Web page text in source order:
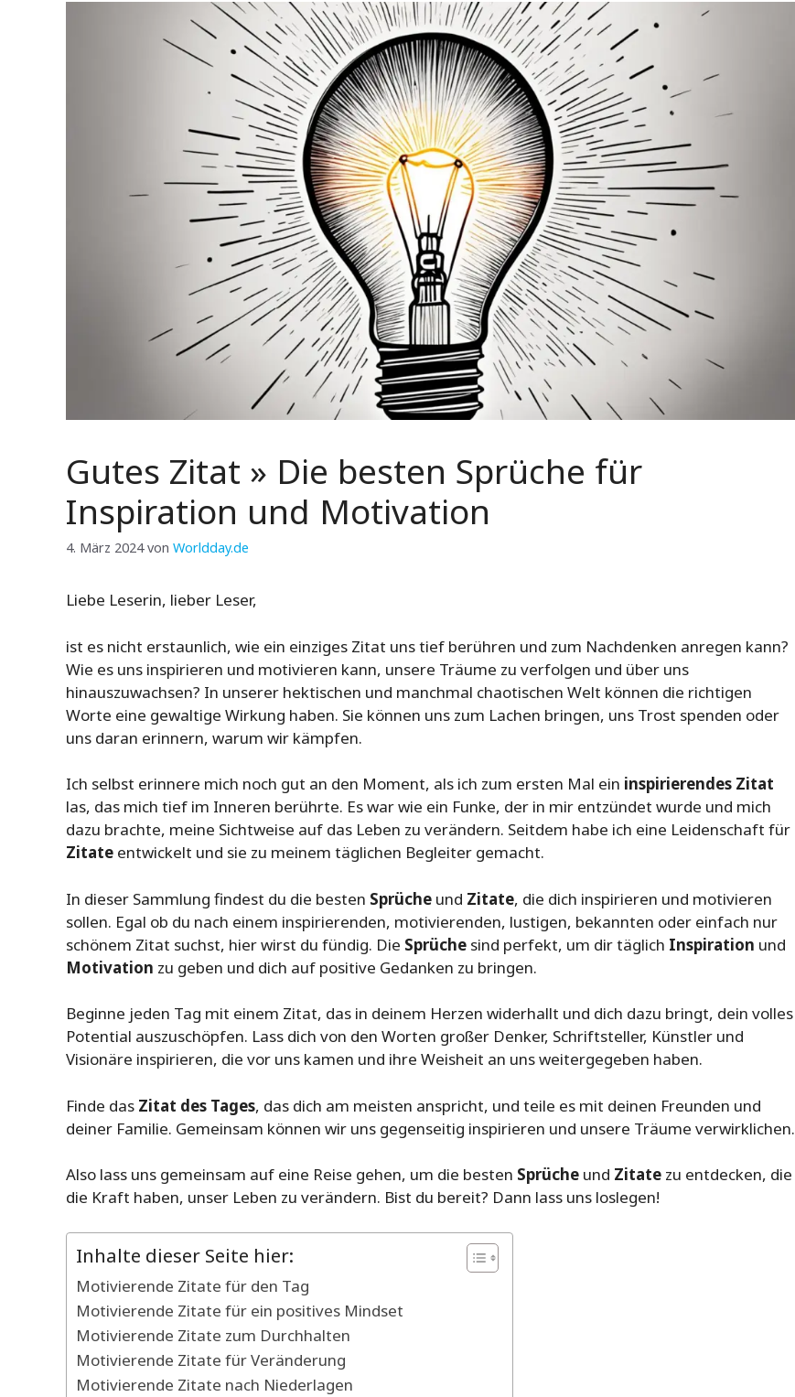
Gutes Zitat » Die besten Sprüche für
Inspiration und Motivation
4. März 2024 von Worldday.de
Liebe Leserin, lieber Leser,
ist es nicht erstaunlich, wie ein einziges Zitat uns tief berühren und zum Nachdenken anregen kann?
Wie es uns inspirieren und motivieren kann, unsere Träume zu verfolgen und über uns
hinauszuwachsen? In unserer hektischen und manchmal chaotischen Welt können die richtigen
Worte eine gewaltige Wirkung haben. Sie können uns zum Lachen bringen, uns Trost spenden oder
uns daran erinnern, warum wir kämpfen.
Ich selbst erinnere mich noch gut an den Moment, als ich zum ersten Mal ein inspirierendes Zitat
las, das mich tief im Inneren berührte. Es war wie ein Funke, der in mir entzündet wurde und mich
dazu brachte, meine Sichtweise auf das Leben zu verändern. Seitdem habe ich eine Leidenschaft für
Zitate entwickelt und sie zu meinem täglichen Begleiter gemacht.
In dieser Sammlung findest du die besten Sprüche und Zitate, die dich inspirieren und motivieren
sollen. Egal ob du nach einem inspirierenden, motivierenden, lustigen, bekannten oder einfach nur
schönem Zitat suchst, hier wirst du fündig. Die Sprüche sind perfekt, um dir täglich Inspiration und
Motivation zu geben und dich auf positive Gedanken zu bringen.
Beginne jeden Tag mit einem Zitat, das in deinem Herzen widerhallt und dich dazu bringt, dein volles
Potential auszuschöpfen. Lass dich von den Worten großer Denker, Schriftsteller, Künstler und
Visionäre inspirieren, die vor uns kamen und ihre Weisheit an uns weitergegeben haben.
Finde das Zitat des Tages, das dich am meisten anspricht, und teile es mit deinen Freunden und
deiner Familie. Gemeinsam können wir uns gegenseitig inspirieren und unsere Träume verwirklichen.
Also lass uns gemeinsam auf eine Reise gehen, um die besten Sprüche und Zitate zu entdecken, die
die Kraft haben, unser Leben zu verändern. Bist du bereit? Dann lass uns loslegen!
Inhalte dieser Seite hier:
Motivierende Zitate für den Tag
Motivierende Zitate für ein positives Mindset
Motivierende Zitate zum Durchhalten
Motivierende Zitate für Veränderung
Motivierende Zitate nach Niederlagen